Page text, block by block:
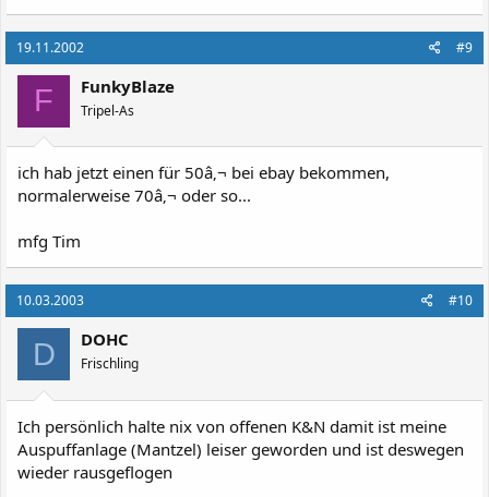
19.11.2002 #9
F FunkyBlaze
Tripel-As
ich hab jetzt einen für 50â‚¬ bei ebay bekommen,
normalerweise 70â‚¬ oder so...
mfg Tim
10.03.2003 #10
D DOHC
Frischling
Ich persönlich halte nix von offenen K&N damit ist meine
Auspuffanlage (Mantzel) leiser geworden und ist deswegen
wieder rausgeflogen